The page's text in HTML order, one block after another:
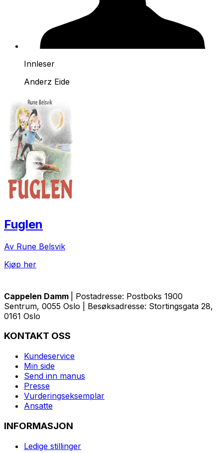
Innleser
Anderz Eide
Fuglen
Av Rune Belsvik
Kjøp her
Cappelen Damm
| Postadresse: Postboks 1900
Sentrum, 0055 Oslo | Besøksadresse: Stortingsgata 28,
0161 Oslo
KONTAKT OSS
Kundeservice
Min side
Send inn manus
Presse
Vurderingseksemplar
Ansatte
INFORMASJON
Ledige stillinger